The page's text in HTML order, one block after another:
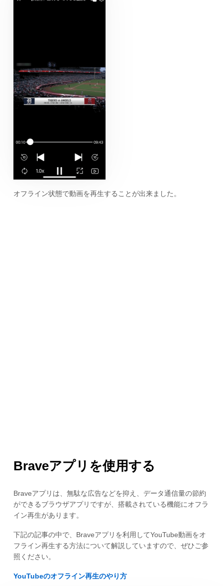
オフライン状態で動画を再生することが出来ました。
Braveアプリを使用する
Braveアプリは、無駄な広告などを抑え、データ通信量の節約
ができるブラウザアプリですが、搭載されている機能にオフラ
イン再生があります。
下記の記事の中で、Braveアプリを利用してYouTube動画をオ
フライン再生する方法について解説していますので、ぜひご参
照ください。
YouTubeのオフライン再生のやり方